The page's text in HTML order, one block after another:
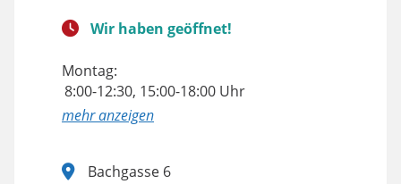
Wir haben geöffnet!
Montag:
8:00-12:30, 15:00-18:00 Uhr
anzeigen
Bachgasse 6